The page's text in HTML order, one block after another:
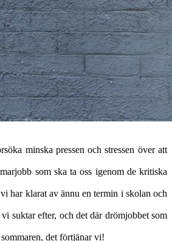
minska pressen och stressen över att
som ska ta oss igenom de kritiska
har klarat av ännu en termin i skolan och
suktar efter, och det där drömjobbet som
det förtjänar vi!